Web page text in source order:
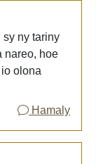
sy ny tariny
nareo, hoe
olona
Hamaly